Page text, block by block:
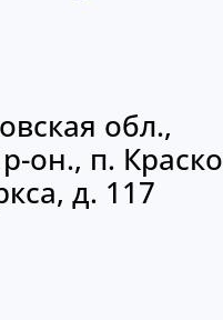
обл.,
он., п.
д. 117